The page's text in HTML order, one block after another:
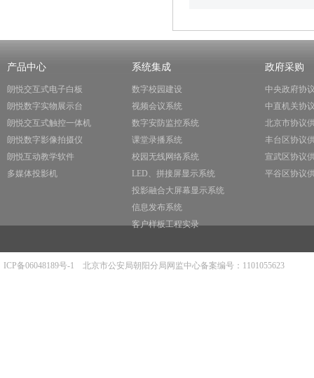
产品中心
朗悦交互式电子白板
朗悦数字实物展示台
朗悦交互式触控一体机
朗悦数字影像拍摄仪
朗悦互动教学软件
多媒体投影机
系统集成
数字校园建设
视频会议系统
数字安防监控系统
课堂录播系统
校园无线网络系统
LED、拼接屏显示系统
投影融合大屏幕显示系统
信息发布系统
客户样板工程实录
政府采购
中央政府协
中直机关协
北京市协议
丰台区协议
宣武区协议
平谷区协议
ICP备06048189号-1 北京市公安局朝阳分局网监中心备案编号：1101055623